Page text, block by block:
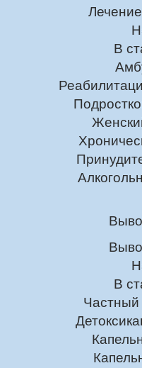
В
В
Частный